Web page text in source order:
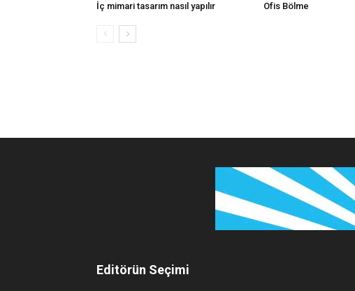
İç mimari tasarım nasıl yapılır Ofis Bölme
Editörün Seçimi